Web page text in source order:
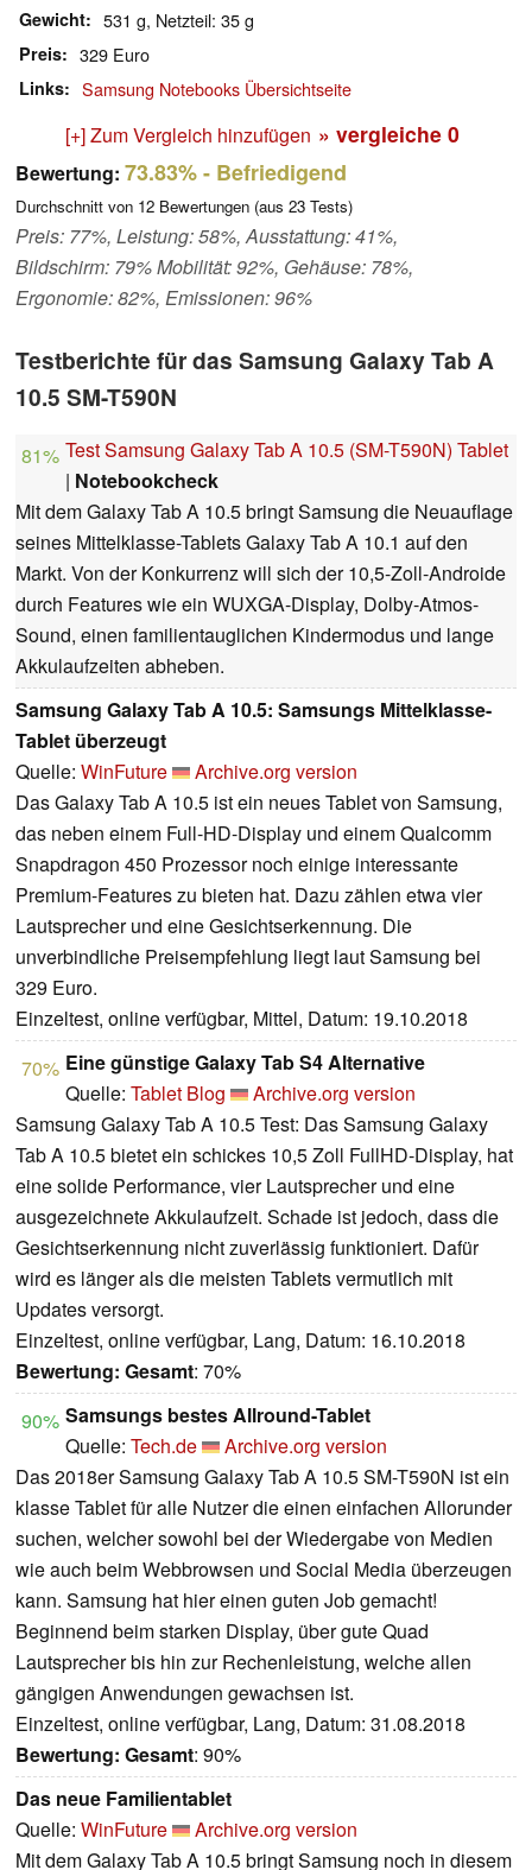
Gewicht 531 g, Netzteil: 35 g
Preis 329 Euro
Links Samsung Notebooks Übersichtseite
[+] Zum Vergleich hinzufügen » vergleiche 0
Bewertung: 73.83%- Befriedigend
Durchschnitt von 12 Bewertungen (aus 23 Tests)
Preis: 77%, Leistung: 58%, Ausstattung: 41%,
Bildschirm: 79% Mobilität: 92%, Gehäuse: 78%,
Ergonomie: 82%, Emissionen: 96%
Testberichte für das Samsung Galaxy Tab A
10.5 SM-T590N
81% Test Samsung Galaxy Tab A 10.5 (SM-T590N) Tablet
| Notebookcheck
Mit dem Galaxy Tab A 10.5 bringt Samsung die Neuauflage
seines Mittelklasse-Tablets Galaxy Tab A 10.1 auf den
Markt. Von der Konkurrenz will sich der 10,5-Zoll-Androide
durch Features wie ein WUXGA-Display, Dolby-Atmos-
Sound, einen familientauglichen Kindermodus und lange
Akkulaufzeiten abheben.
Samsung Galaxy Tab A 10.5: Samsungs Mittelklasse-
Tablet überzeugt
Quelle: WinFuture
Archive.org version
Das Galaxy Tab A 10.5 ist ein neues Tablet von Samsung,
das neben einem Full-HD-Display und einem Qualcomm
Snapdragon 450 Prozessor noch einige interessante
Premium-Features zu bieten hat. Dazu zählen etwa vier
Lautsprecher und eine Gesichtserkennung. Die
unverbindliche Preisempfehlung liegt laut Samsung bei
329 Euro.
Einzeltest, online verfügbar, Mittel, Datum: 19.10.2018
70% Eine günstige Galaxy Tab S4 Alternative
Quelle: Tablet Blog
Archive.org version
Samsung Galaxy Tab A 10.5 Test: Das Samsung Galaxy
Tab A 10.5 bietet ein schickes 10,5 Zoll FullHD-Display, hat
eine solide Performance, vier Lautsprecher und eine
ausgezeichnete Akkulaufzeit. Schade ist jedoch, dass die
Gesichtserkennung nicht zuverlässig funktioniert. Dafür
wird es länger als die meisten Tablets vermutlich mit
Updates versorgt.
Einzeltest, online verfügbar, Lang, Datum: 16.10.2018
Bewertung: Gesamt: 70%
90% Samsungs bestes Allround-Tablet
Quelle: Tech.de
Archive.org version
Das 2018er Samsung Galaxy Tab A 10.5 SM-T590N ist ein
klasse Tablet für alle Nutzer die einen einfachen Allorunder
suchen, welcher sowohl bei der Wiedergabe von Medien
wie auch beim Webbrowsen und Social Media überzeugen
kann. Samsung hat hier einen guten Job gemacht!
Beginnend beim starken Display, über gute Quad
Lautsprecher bis hin zur Rechenleistung, welche allen
gängigen Anwendungen gewachsen ist.
Einzeltest, online verfügbar, Lang, Datum: 31.08.2018
Bewertung: Gesamt: 90%
Das neue Familientablet
Quelle: WinFuture
Archive.org version
Mit dem Galaxy Tab A 10.5 bringt Samsung noch in diesem